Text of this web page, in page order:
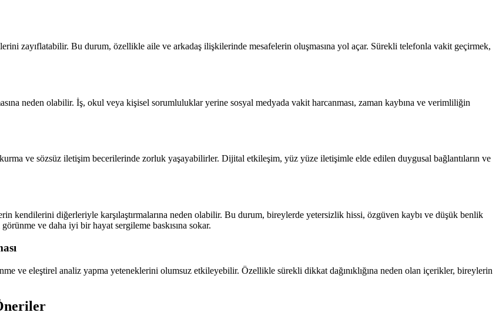
zayıflatabilir. Bu durum, özellikle aile ve arkadaş ilişkilerinde mesafelerin oluşmasına yol açar. Sürekli telefonla vakit geçirmek,
neden olabilir. İş, okul veya kişisel sorumluluklar yerine sosyal medyada vakit harcanması, zaman kaybına ve verimliliğin
ve sözsüz iletişim becerilerinde zorluk yaşayabilirler. Dijital etkileşim, yüz yüze iletişimle elde edilen duygusal bağlantıların ve
kendilerini diğerleriyle karşılaştırmalarına neden olabilir. Bu durum, bireylerde yetersizlik hissi, özgüven kaybı ve düşük benlik
ve daha iyi bir hayat sergileme baskısına sokar.
ve eleştirel analiz yapma yeteneklerini olumsuz etkileyebilir. Özellikle sürekli dikkat dağınıklığına neden olan içerikler, bireylerin